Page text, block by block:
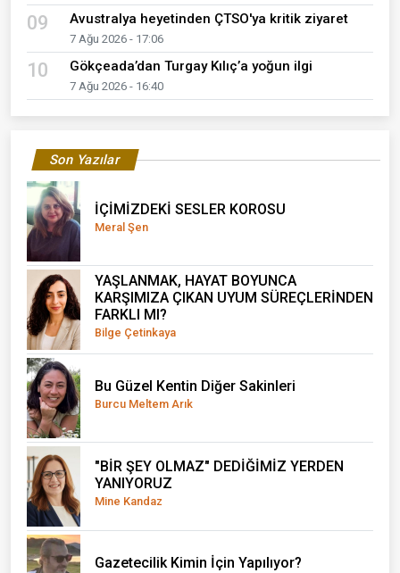
09 Avustralya heyetinden ÇTSO'ya kritik ziyaret
7 Ağu 2026 - 17:06
10 Gökçeada’dan Turgay Kılıç’a yoğun ilgi
7 Ağu 2026 - 16:40
Son Yazılar
İÇİMİZDEKİ SESLER KOROSU
Meral Şen
YAŞLANMAK, HAYAT BOYUNCA
KARŞIMIZA ÇIKAN UYUM SÜREÇLERİNDEN
FARKLI MI?
Bilge Çetinkaya
Bu Güzel Kentin Diğer Sakinleri
Burcu Meltem Arık
"BİR ŞEY OLMAZ" DEDİĞİMİZ YERDEN
YANIYORUZ
Mine Kandaz
Gazetecilik Kimin İçin Yapılıyor?